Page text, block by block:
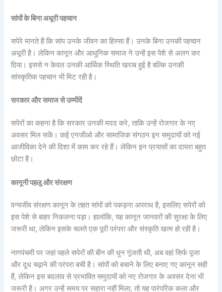
सांपों के बिना अधूरी पहचान
सपेरे मानते हैं कि सांप उनके जीवन का हिस्सा हैं। उनके बिना उनकी पहचान
अधूरी है। लेकिन कानून और आधुनिक समाज ने उन्हें इस पेशे से अलग कर
दिया। इससे न केवल उनकी आर्थिक स्थिति खराब हुई है बल्कि उनकी
सांस्कृतिक पहचान भी मिट रही है।
सरकार और समाज से उम्मीदें
सपेरों का कहना है कि सरकार उनकी मदद करे, ताकि उन्हें रोजगार के नए
अवसर मिल सकें। कई एनजीओ और सामाजिक संगठन इन समुदायों को नई
आजीविका देने की दिशा में काम कर रहे हैं। लेकिन इन प्रयासों का दायरा बहुत
छोटा है।
कानूनी पहलू और संरक्षण
वन्यजीव संरक्षण कानून के तहत सांपों को पकड़ना अपराध है, इसलिए सपेरों को
इस पेशे से बाहर निकलना पड़ा। हालांकि, यह कानून जानवरों की सुरक्षा के लिए
जरूरी था, लेकिन इसके चलते एक पूरी परंपरा और संस्कृति खत्म हो रही है।
नागपंचमी पर जहां पहले सपेरों की बीन की धुन गूंजती थी, अब वहां सिर्फ पूजा
और दूध चढ़ाने की परंपरा बची है। सांपों को बचाने के लिए बनाए गए कानून सही
हैं, लेकिन इस बदलाव से प्रभावित समुदायों को नए रोजगार के अवसर देना भी
जरूरी है। अगर उन्हें समय पर सहारा नहीं मिला, तो यह पारंपरिक कला और